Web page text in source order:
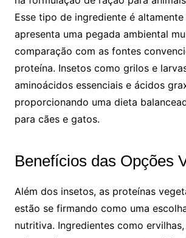
Esse tipo de ingrediente é
apresenta uma pegada ambiental
comparação com as fontes
proteína. Insetos como grilos e
aminoácidos essenciais e ácidos
proporcionando uma dieta
para cães e gatos.
Benefícios das Opções
Além dos insetos, as proteínas
estão se firmando como uma
nutritiva. Ingredientes como